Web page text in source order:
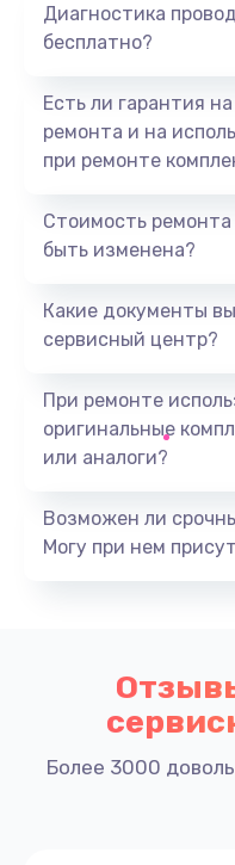
Диагностика
бесплатно?
Есть ли гарантия
ремонта и на
при ремонте
Стоимость
быть изменена?
Какие документы
сервисный центр?
При ремонте
оригинальные
или аналоги?
Возможен ли
Могу при нем
Более 3000